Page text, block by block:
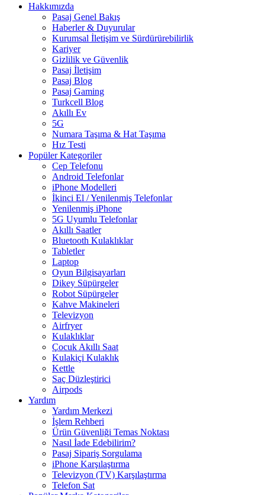
Hakkımızda
Pasaj Genel Bakış
Haberler & Duyurular
Kurumsal İletişim ve Sürdürürebilirlik
Kariyer
Gizlilik ve Güvenlik
Pasaj İletişim
Pasaj Blog
Pasaj Gaming
Turkcell Blog
Akıllı Ev
5G
Numara Taşıma & Hat Taşıma
Hız Testi
Popüler Kategoriler
Cep Telefonu
Android Telefonlar
iPhone Modelleri
İkinci El / Yenilenmiş Telefonlar
Yenilenmiş iPhone
5G Uyumlu Telefonlar
Akıllı Saatler
Bluetooth Kulaklıklar
Tabletler
Laptop
Oyun Bilgisayarları
Dikey Süpürgeler
Robot Süpürgeler
Kahve Makineleri
Televizyon
Airfryer
Kulaklıklar
Çocuk Akıllı Saat
Kulakiçi Kulaklık
Kettle
Saç Düzleştirici
Airpods
Yardım
Yardım Merkezi
İşlem Rehberi
Ürün Güvenliği Temas Noktası
Nasıl İade Edebilirim?
Pasaj Sipariş Sorgulama
iPhone Karşılaştırma
Televizyon (TV) Karşılaştırma
Telefon Sat